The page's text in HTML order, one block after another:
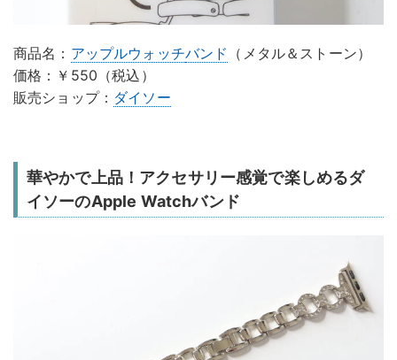
商品名： アップルウォッチバンド （メタル＆ストーン）
価格：￥550（税込）
販売ショップ： ダイソー
華やかで上品！アクセサリー感覚で楽しめるダ
イソーのApple Watchバンド